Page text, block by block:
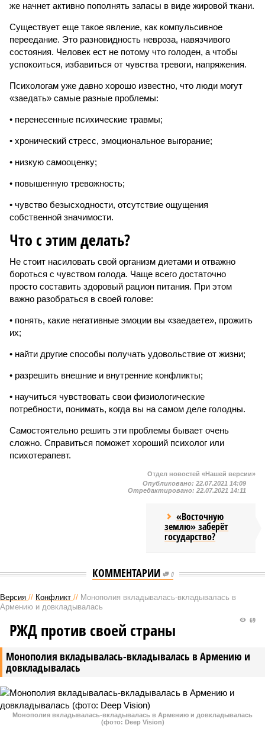
же начнет активно пополнять запасы в виде жировой ткани.
Существует еще такое явление, как компульсивное
переедание. Это разновидность невроза, навязчивого
состояния. Человек ест не потому что голоден, а чтобы
успокоиться, избавиться от чувства тревоги, напряжения.
Психологам уже давно хорошо известно, что люди могут
«заедать» самые разные проблемы:
• перенесенные психические травмы;
• хронический стресс, эмоциональное выгорание;
• низкую самооценку;
• повышенную тревожность;
• чувство безысходности, отсутствие ощущения
собственной значимости.
Что с этим делать?
Не стоит насиловать свой организм диетами и отважно
бороться с чувством голода. Чаще всего достаточно
просто составить здоровый рацион питания. При этом
важно разобраться в своей голове:
• понять, какие негативные эмоции вы «заедаете», прожить
их;
• найти другие способы получать удовольствие от жизни;
• разрешить внешние и внутренние конфликты;
• научиться чувствовать свои физиологические
потребности, понимать, когда вы на самом деле голодны.
Самостоятельно решить эти проблемы бывает очень
сложно. Справиться поможет хороший психолог или
психотерапевт.
Отдел новостей «Нашей версии»
Опубликовано: 22.07.2021 14:09
Отредактировано: 22.07.2021 14:11
«Восточную
землю» заберёт
государство?
КОММЕНТАРИИ 0
Версия // Конфликт // Монополия вкладывалась-вкладывалась в
Армению и довкладывалась
Монополия вкладывалась-вкладывалась в Армению и
довкладывалась
69
РЖД против своей страны
Монополия вкладывалась-вкладывалась в Армению и довкладывалась
(фото: Deep Vision)